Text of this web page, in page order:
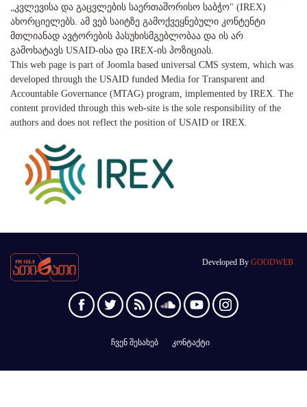
„კვლევისა და გაცვლების საერთაშორისო საბჭო" (IREX)
ახორციელებს. ამ ვებ საიტზე გამოქვეყნებული კონტენტი
მთლიანად ავტორების პასუხისმგებლობაა და ის არ
გამოხატავს USAID-ისა და IREX-ის პოზიციას.
This web page is part of Joomla based universal CMS system, which was
developed through the USAID funded Media for Transparent and
Accountable Governance (MTAG) program, implemented by IREX. The
content provided through this web-site is the sole responsibility of the
authors and does not reflect the position of USAID or IREX.
Developed By GOODWEB
ჩვენ შესახებ კონტაქტი